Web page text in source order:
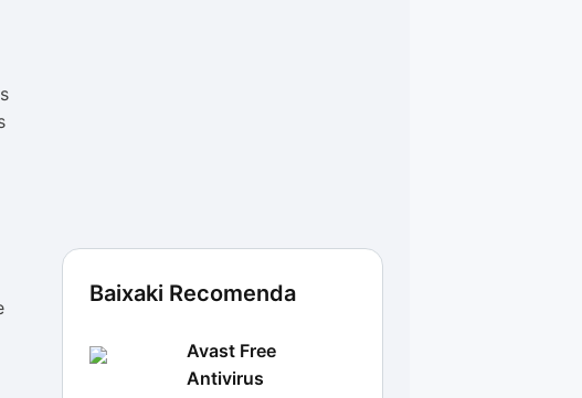
Baixaki Recomenda
Avast Free
Antivirus